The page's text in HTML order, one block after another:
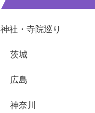
神社・寺院巡り
茨城
広島
神奈川